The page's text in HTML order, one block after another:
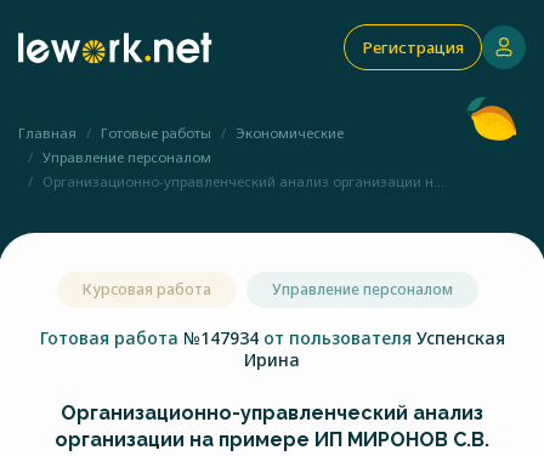
Регистрация
Главная Готовые работы
Экономические
Управление персоналом
Организационно-управленческий анализ организации н...
Курсовая работа Управление персоналом
Готовая работа №147934 от пользователя Успенская
Ирина
Организационно-управленческий анализ
организации на примере ИП МИРОНОВ С.В.